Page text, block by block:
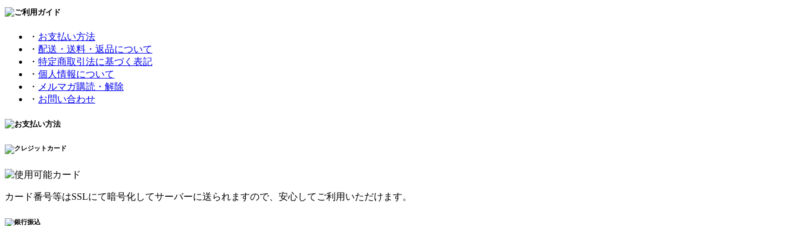
・ お支払い方法
・ 配送・送料・返品について
・ 特定商取引法に基づく表記
・ 個人情報について
・ メルマガ購読・解除
・ お問い合わせ
カード番号等はSSLにて暗号化してサーバーに送られますので、安心してご利用いただけます。